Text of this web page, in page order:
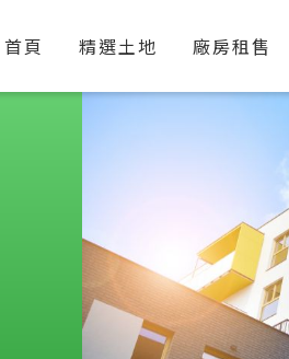
首頁 精選土地 廠房租售